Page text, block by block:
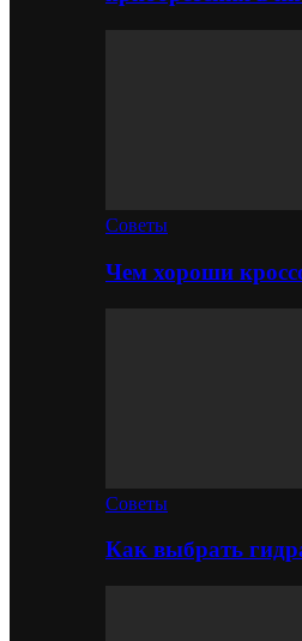
Советы
Чем хороши
Советы
Как выбрать